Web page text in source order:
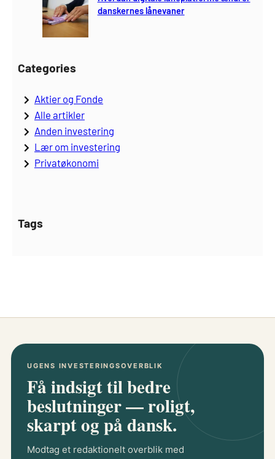
danskernes lånevaner
Categories
Aktier og Fonde
Alle artikler
Anden investering
Lær om investering
Privatøkonomi
Tags
UGENS INVESTERINGSOVERBLIK
Få indsigt til bedre
beslutninger — roligt,
skarpt og på dansk.
Modtag et redaktionelt overblik med